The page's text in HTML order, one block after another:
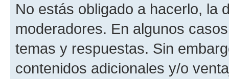
No estás obligado a hacerlo, la
moderadores. En algunos
temas y respuestas. Sin
contenidos adicionales y/o